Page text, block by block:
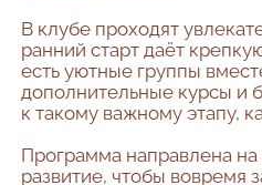
В клубе проходят
ранний старт даёт
есть уютные группы
дополнительные курсы и
к такому важному этапу,
Программа направлена
развитие, чтобы вовремя